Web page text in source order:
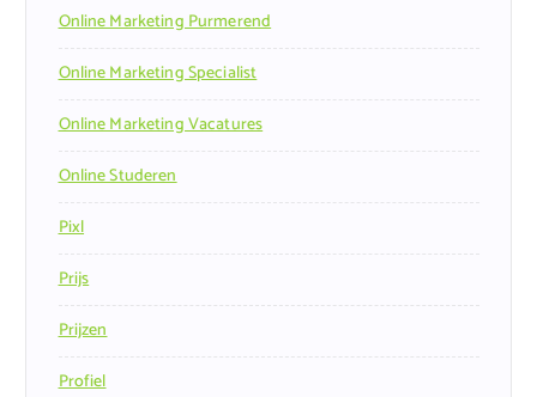
Online Marketing Purmerend
Online Marketing Specialist
Online Marketing Vacatures
Online Studeren
Pixl
Prijs
Prijzen
Profiel